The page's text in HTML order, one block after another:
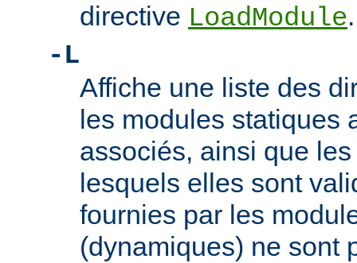
directive LoadModule.
-L
Affiche une liste des
les modules statiques
associés, ainsi que
lesquels elles sont
fournies par les
(dynamiques) ne sont